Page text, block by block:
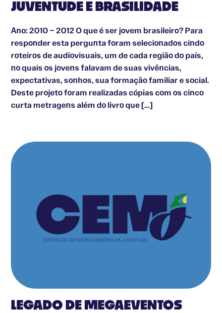
JUVENTUDE E BRASILIDADE
Ano: 2010 – 2012 O que é ser jovem brasileiro? Para
responder esta pergunta foram selecionados cindo
roteiros de audiovisuais, um de cada região do país,
no quais os jovens falavam de suas vivências,
expectativas, sonhos, sua formação familiar e social.
Deste projeto foram realizadas cópias com os cinco
curta metragens além do livro que […]
LEGADO DE MEGAEVENTOS